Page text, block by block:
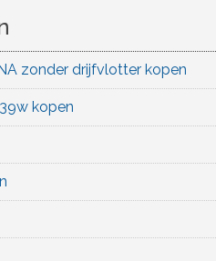
zonder drijfvlotter kopen
kopen